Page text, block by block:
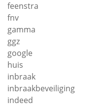
feenstra
fnv
gamma
ggz
google
huis
inbraak
inbraakbeveiliging
indeed